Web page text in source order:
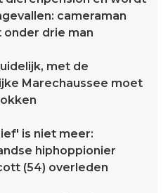
cameraman
onder drie man
met de
Marechaussee moet
is niet meer:
hiphoppionier
(54) overleden